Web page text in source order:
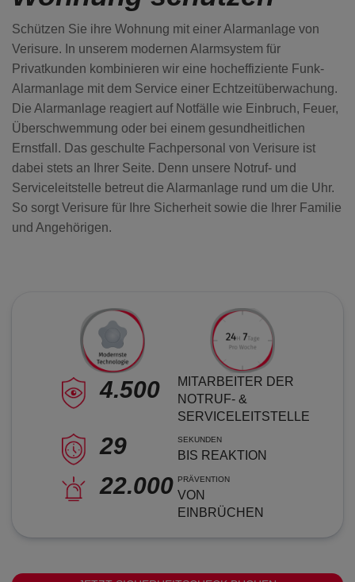
SERVICES
SICHERHEITSVERSPRECHEN
NOTRUF- UND
POLIZEIALARMIERUNG
SICHERHEITSDIENSTE
WACHDIENST
ARLO SOLARLADEGERÄT
Schützen Sie ihre Wohnung mit einer Alarmanlage von
Verisure. In unserem modernen Alarmsystem für
Privatkunden kombinieren wir eine hocheffiziente Funk-
Alarmanlage mit dem Service einer Echtzeitüberwachung.
Die Alarmanlage reagiert auf Notfälle wie Einbruch, Feuer,
Überschwemmung oder bei einem gesundheitlichen
Ernstfall. Das geschulte Fachpersonal von Verisure ist
dabei stets an Ihrer Seite. Denn unsere Notruf- und
Serviceleitstelle betreut die Alarmanlage rund um die Uhr.
So sorgt Verisure für Ihre Sicherheit sowie die Ihrer Familie
und Angehörigen.
4.500
MITARBEITER DER
NOTRUF- &
SERVICELEITSTELLE
29 SEKUNDEN
BIS REAKTION
22.000 PRÄVENTION
VON
EINBRÜCHEN